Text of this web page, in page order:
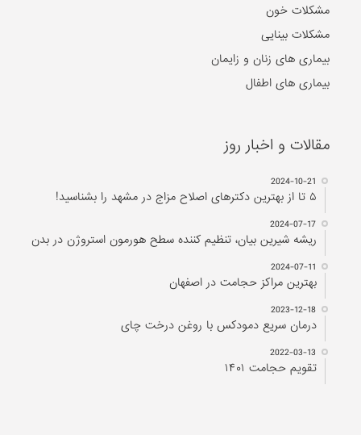
مشکلات خون
مشکلات بینایی
بیماری های زنان و زایمان
بیماری های اطفال
مقالات و اخبار روز
2024-10-21
۵ تا از بهترین دکتر‌های اصلاح مزاج در مشهد را بشناسید!
2024-07-17
ریشه شیرین بیان، تنظیم کننده سطح هورمون استروژن در بدن
2024-07-11
بهترین مراکز حجامت در اصفهان
2023-12-18
درمان سریع دمودکس با روغن درخت چای
2022-03-13
تقویم حجامت ۱۴۰۱